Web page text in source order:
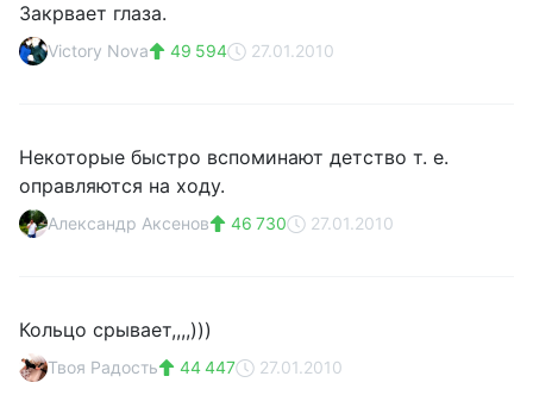
Закрвает глаза.
Victory Nova 49 594 27.01.2010
Некоторые быстро вспоминают детство т. е.
оправляются на ходу.
Александр Аксенов 46 730 27.01.2010
Кольцо срывает,,,,)))
Твоя Радость 44 447 27.01.2010